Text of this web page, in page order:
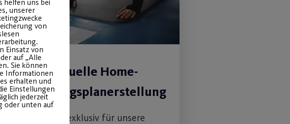
Individuelle Home-
Trainingsplanerstellung
Ab 15.02. exklusiv für unsere
helfen uns bei
unserer
von
Einsatz von
auf „Alle
Sie können
Informationen
erhalten und
Einstellungen
jederzeit
oder unten auf